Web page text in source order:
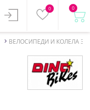
0 0
ВЕЛОСИПЕДИ И КОЛЕЛА ЗА